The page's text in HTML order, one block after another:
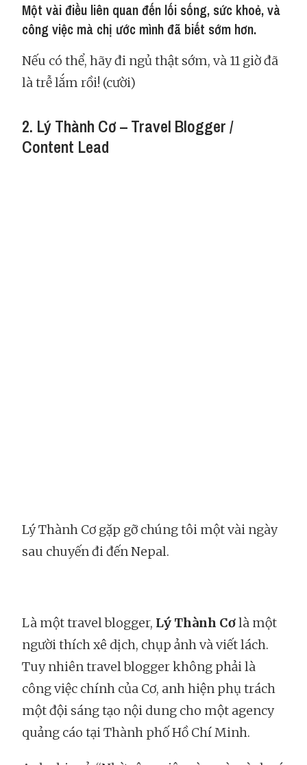
Một vài điều liên quan đến lối sống, sức khoẻ, và
công việc mà chị ước mình đã biết sớm hơn.
Nếu có thể, hãy đi ngủ thật sớm, và 11 giờ đã
là trễ lắm rồi! (cười)
2. Lý Thành Cơ – Travel Blogger /
Content Lead
Lý Thành Cơ gặp gỡ chúng tôi một vài ngày
sau chuyến đi đến Nepal.
Là một travel blogger, Lý Thành Cơlà một
người thích xê dịch, chụp ảnh và viết lách.
Tuy nhiên travel blogger không phải là
công việc chính của Cơ, anh hiện phụ trách
một đội sáng tạo nội dung cho một agency
quảng cáo tại Thành phố Hồ Chí Minh.